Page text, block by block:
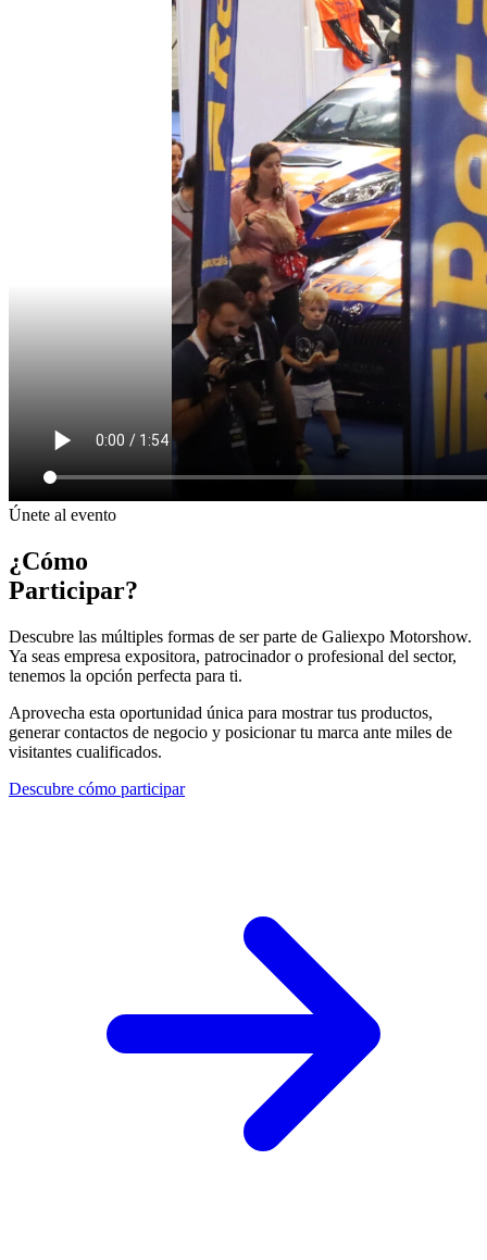
Únete al evento
¿Cómo
Participar?
Descubre las múltiples formas de ser parte de Galiexpo Motorshow.
Ya seas empresa expositora, patrocinador o profesional del sector,
tenemos la opción perfecta para ti.
Aprovecha esta oportunidad única para mostrar tus productos,
generar contactos de negocio y posicionar tu marca ante miles de
visitantes cualificados.
Descubre cómo participar